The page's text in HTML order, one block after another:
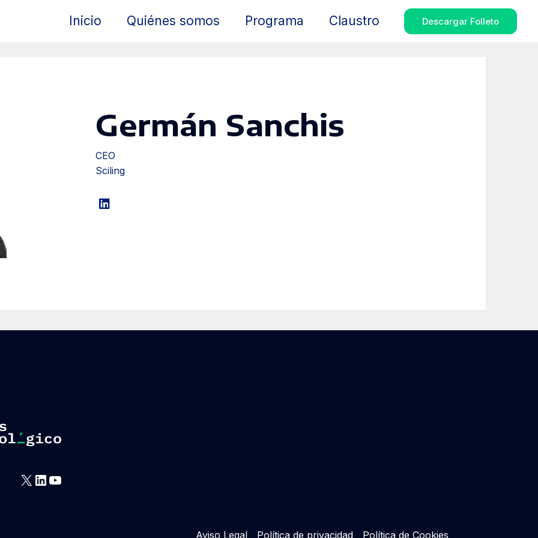
Inicio Quiénes somos Programa Claustro Descargar Folleto
Germán Sanchis
CEO
Sciling
X LinkedIn
YouTube
Aviso Legal Política de privacidad Política de Cookies